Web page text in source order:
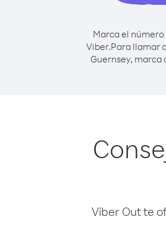
Marca el
Viber.Para llamar
Guernsey, marca
Viber Out te